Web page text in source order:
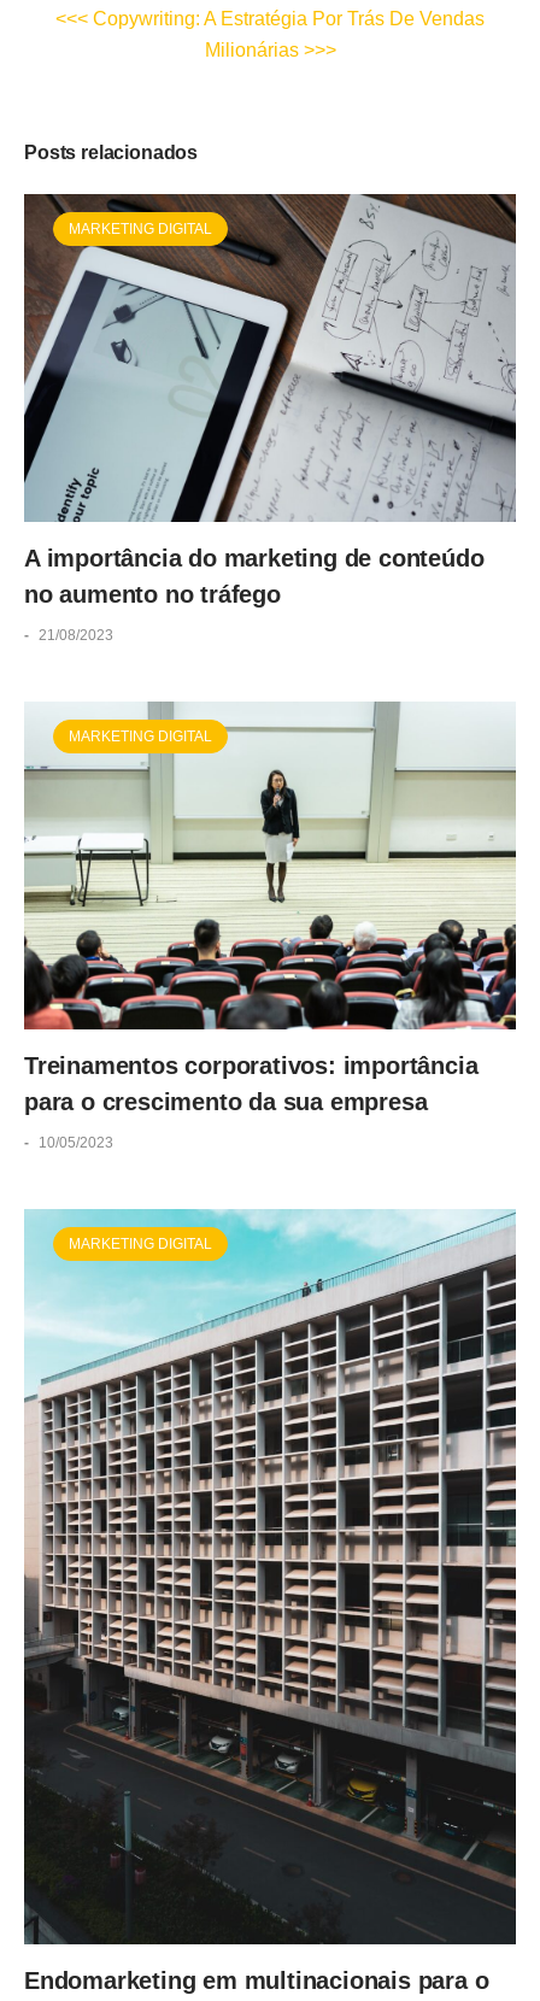
<<< Copywriting: A Estratégia Por Trás De Vendas
Milionárias >>>
Posts relacionados
MARKETING DIGITAL
A importância do marketing de conteúdo
no aumento no tráfego
- 21/08/2023
MARKETING DIGITAL
Treinamentos corporativos: importância
para o crescimento da sua empresa
- 10/05/2023
MARKETING DIGITAL
Endomarketing em multinacionais para o